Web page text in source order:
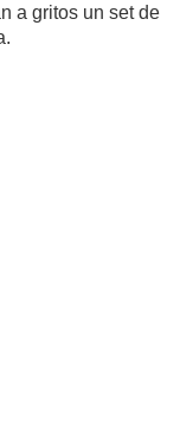
a gritos un set de